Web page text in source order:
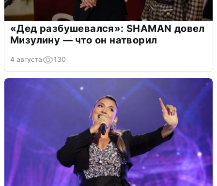
«Дед разбушевался»: SHAMAN довел
Мизулину — что он натворил
4 августа 130